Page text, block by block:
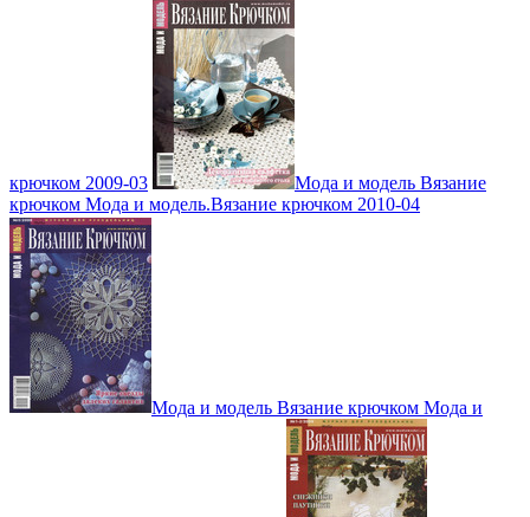
крючком 2009-03
Мода и модель Вязание
крючком Мода и модель.Вязание крючком 2010-04
Мода и модель Вязание крючком Мода и